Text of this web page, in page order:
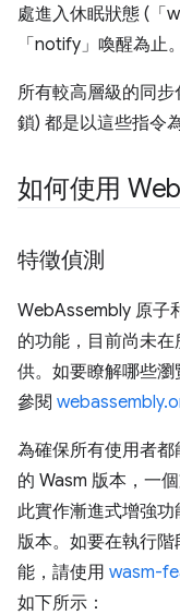
處進入休眠狀態 (「
「notify」喚醒為止。
所有較高層級的同
鎖) 都是以這些指令
如何使用
特徵偵測
WebAssembly 原子
的功能，目前尚未
供。如要瞭解哪些
參閱
為確保所有使用者
的 Wasm 版本，一
此實作漸進式增強
版本。如要在執行
能，請使用 wasm-
如下所示：